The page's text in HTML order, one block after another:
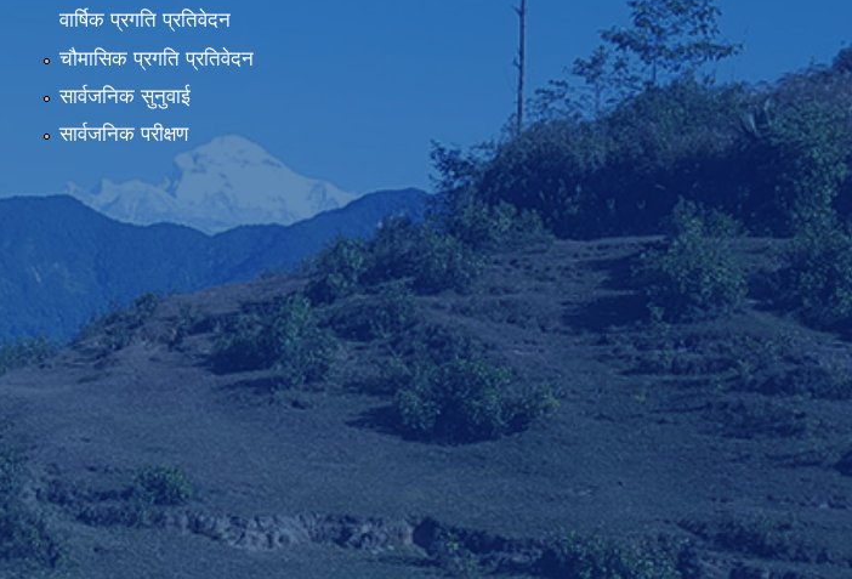
वार्षिक प्रगति प्रतिवेदन
चौमासिक प्रगति प्रतिवेदन
सार्वजनिक सुनुवाई
सार्वजनिक परीक्षण